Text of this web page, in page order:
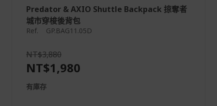
Predator & AXIO Shuttle Backpack 掠奪者
城市穿梭後背包
Ref. GP.BAG11.05D
NT$3,880
NT$1,980
有庫存